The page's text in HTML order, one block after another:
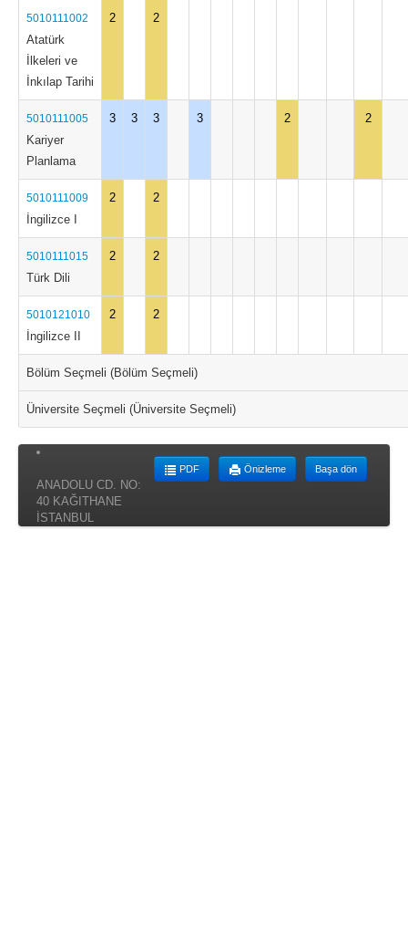
5010111002
Atatürk
İlkeleri ve
İnkılap Tarihi
2 2
5010111005
Kariyer
Planlama
3 3 3 3 2 2
5010111009
İngilizce I
2 2
5010111015
Türk Dili
2 2
5010121010
İngilizce II
2 2
Bölüm Seçmeli (Bölüm Seçmeli)
Üniversite Seçmeli (Üniversite Seçmeli)
Başa dön
Önizleme
PDF
ANADOLU CD. NO:
40 KAĞITHANE
İSTANBUL